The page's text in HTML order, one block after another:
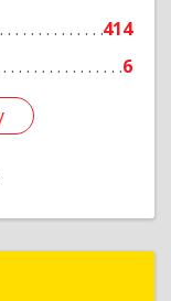
414
6
Подробнее